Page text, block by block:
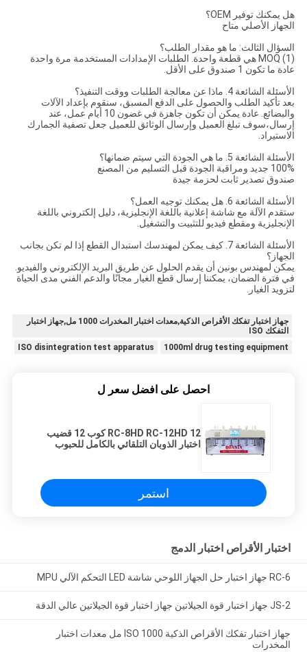
هل يمكنك توفير OEM؟
الجهاز الأصلي متاح
السؤال الثالث: ما هو مقدار الطلب؟
(1) MOQ هي قطعة واحدة. الطلبات الإمدادات المستخدمة مرة واحدة
عادة ما تكون 1 صندوق على الأقل.
الأسئلة الشائعة 4. ماذا عن معالجة الطلبات ووقت التنفيذ؟
بعد تأكيد الطلب والحصول على الدفع المسبق، سنقوم بإعداد الآلات
والبضائع. عادة يمكن أن تكون جاهزة في غضون 10 أيام عمل، عند
إرسال،سوف تبلغ العميل وإرسال الوثائق للعميل جعل تصفية الجمارك
الاستيراد.
الأسئلة الشائعة 5. ما هي الجودة التي سيتم ضمانها؟
100% جديد ومراقبة الجودة قبل التسليم من المصنع
صندوق تصدير ثابت لحزمة جيدة
الأسئلة الشائعة 6. هل يمكنك توجيه العمل؟
ستقدم الآلة مع شاشة إعلانية باللغة الإنجليزية، دليل إلكتروني باللغة
الإنجليزية ومقطع فيديو للتثبيت والتشغيل.
الأسئلة الشائعة 7. كيف يمكن لمهندسك استبدال القطع إذا لم تكن بجانب
الجهاز؟
يمكن لمهندس بونين أن يقدم الحلول عن طريق البريد الإلكتروني والفيديو.
في فترة الضمان، يمكننا إرسال قطع الغيار مجانًا والدعم الفني مدى الحياة
لتزويد الغيار.
جهاز اختبار تفكك الأقراص الذكية,معدات اختبار المخدرات 1000 مل,جهاز اختبار
التفكك ISO
1000ml drug testing equipment
ISO disintegration test apparatus
احصل على افضل سعر ل
RC-8HD RC-12HD 12 كوب 12 قضيب
اختبار الذوبان التلقائي بالكامل للحبوب
استمر
اختبار الأقراص اختبار الدمج
RC-6 جهاز اختبار حل الجهاز اللوحي شاشة LED التحكم الآلي MPU
JS-2 جهاز اختبار قوة الجيلاتين جهاز اختبار قوة الجيلاتين عالي الدقة
جهاز اختبار تفكك الأقراص الذكية ISO 1000 مل معدات اختبار
المخدرات